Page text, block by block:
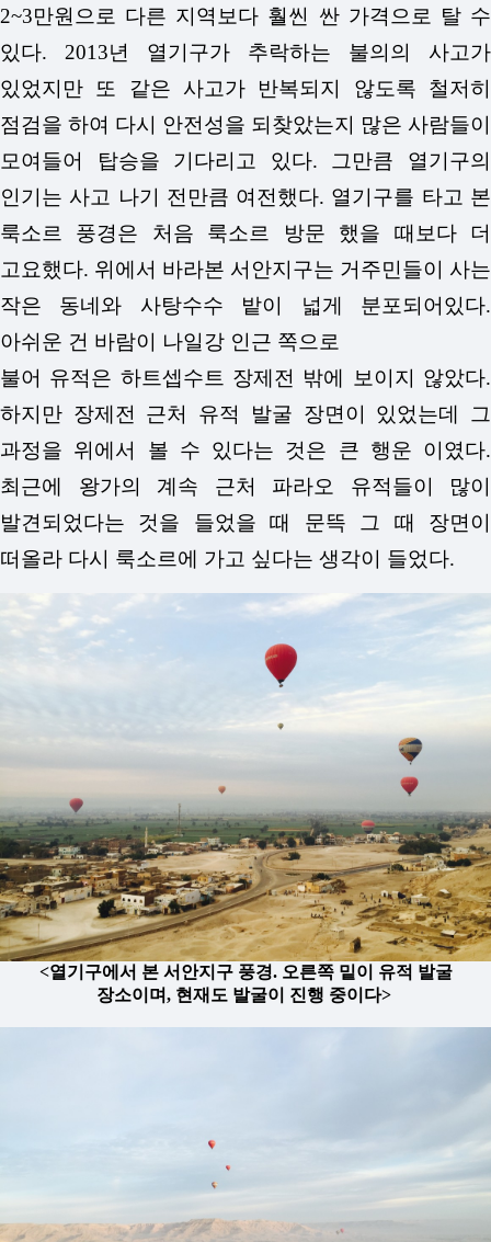
2~3만원으로 다른 지역보다 훨씬 싼 가격으로 탈 수
있다. 2013년 열기구가 추락하는 불의의 사고가
있었지만 또 같은 사고가 반복되지 않도록 철저히
점검을 하여 다시 안전성을 되찾았는지 많은 사람들이
모여들어 탑승을 기다리고 있다. 그만큼 열기구의
인기는 사고 나기 전만큼 여전했다. 열기구를 타고 본
룩소르 풍경은 처음 룩소르 방문 했을 때보다 더
고요했다. 위에서 바라본 서안지구는 거주민들이 사는
작은 동네와 사탕수수 밭이 넓게 분포되어있다.
아쉬운 건 바람이 나일강 인근 쪽으로
불어 유적은 하트셉수트 장제전 밖에 보이지 않았다.
하지만 장제전 근처 유적 발굴 장면이 있었는데 그
과정을 위에서 볼 수 있다는 것은 큰 행운 이였다.
최근에 왕가의 계속 근처 파라오 유적들이 많이
발견되었다는 것을 들었을 때 문뜩 그 때 장면이
떠올라 다시 룩소르에 가고 싶다는 생각이 들었다.
<열기구에서 본 서안지구 풍경. 오른쪽 밑이 유적 발굴
장소이며, 현재도 발굴이 진행 중이다>